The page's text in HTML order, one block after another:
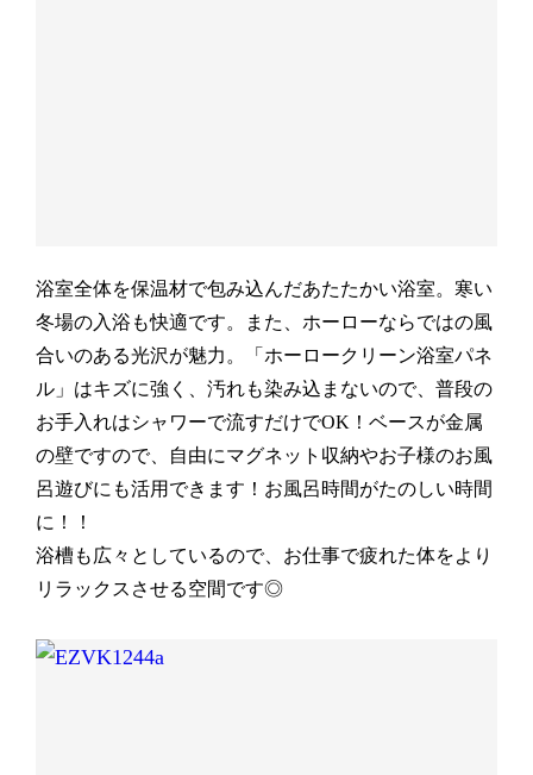
浴室全体を保温材で包み込んだあたたかい浴室。寒い
冬場の入浴も快適です。また、ホーローならではの風
合いのある光沢が魅力。「ホーロークリーン浴室パネ
ル」はキズに強く、汚れも染み込まないので、普段の
お手入れはシャワーで流すだけでOK！ベースが金属
の壁ですので、自由にマグネット収納やお子様のお風
呂遊びにも活用できます！お風呂時間がたのしい時間
に！！
浴槽も広々としているので、お仕事で疲れた体をより
リラックスさせる空間です◎